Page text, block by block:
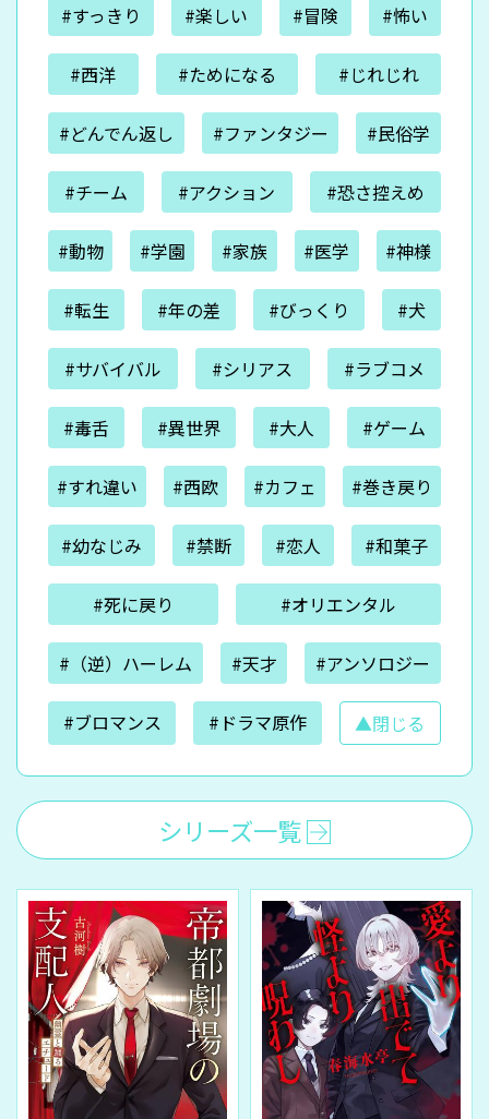
#すっきり #楽しい #冒険 #怖い
#西洋 #ためになる #じれじれ
#どんでん返し #ファンタジー #民俗学
#チーム #アクション #恐さ控えめ
#動物 #学園 #家族 #医学 #神様
#転生 #年の差 #びっくり #犬
#サバイバル #シリアス #ラブコメ
#毒舌 #異世界 #大人 #ゲーム
#すれ違い #西欧 #カフェ #巻き戻り
#幼なじみ #禁断 #恋人 #和菓子
#死に戻り #オリエンタル
#（逆）ハーレム #天才 #アンソロジー
#ブロマンス #ドラマ原作 ▲閉じる
シリーズ一覧